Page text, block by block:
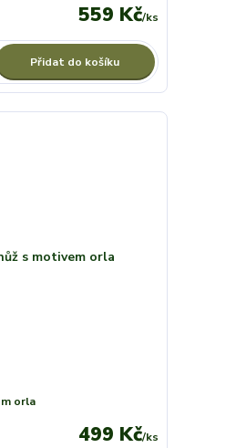
559 Kč/ks
Přidat do košíku
orla
499 Kč/ks